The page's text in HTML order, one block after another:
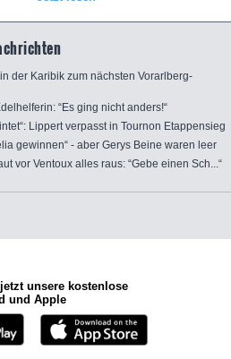
der Karibik zum nächsten Vorarlberg-
“Es ging nicht anders!“
Lippert verpasst in Tournon Etappensieg
gewinnen“ - aber Gerys Beine waren leer
vor Ventoux alles raus: “Gebe einen Sch...“
unsere kostenlose
und Apple